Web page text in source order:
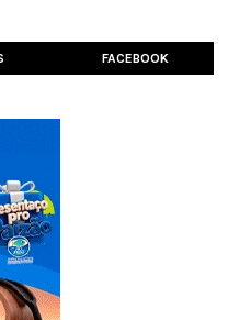
FACEBOOK